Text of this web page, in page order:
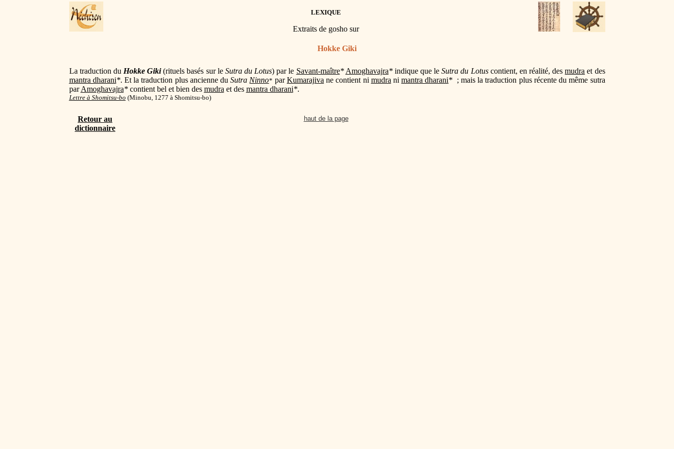
LEXIQUE
Extraits de gosho sur
Hokke Giki
La traduction du Hokke Giki(rituels basés sur le Sutra du Lotus) par le Savant-maître* Amoghavajra*indique que leSutra du Lotuscontient, en réalité, desmudra et des
mantra dharani*. Et la traduction plus ancienne duSutra Ninno* parKumarajiva ne contient ni mudra nimantra dharani* ; mais la traduction plus récente du même sutra
parAmoghavajra*contient bel et bien des mudra et des mantra dharani*.
Lettre à Shomitsu-bo (Minobu, 1277 à Shomitsu-bo)
Retour au
dictionnaire
haut de la page